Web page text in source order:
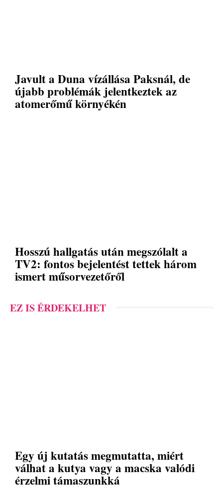
Javult a Duna vízállása Paksnál, de
újabb problémák jelentkeztek az
atomerőmű környékén
Hosszú hallgatás után megszólalt a
TV2: fontos bejelentést tettek három
ismert műsorvezetőről
EZ IS ÉRDEKELHET
Egy új kutatás megmutatta, miért
válhat a kutya vagy a macska valódi
érzelmi támaszunkká